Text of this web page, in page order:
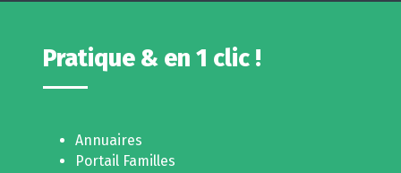
Pratique & en 1 clic !
Annuaires
Portail Familles